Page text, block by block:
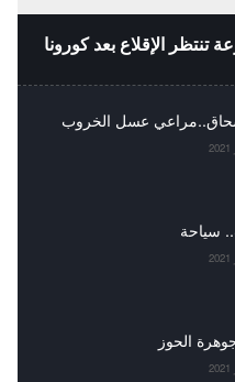
الإقلاع بعد كورونا
عسل الخروب
سياحة
الحوز